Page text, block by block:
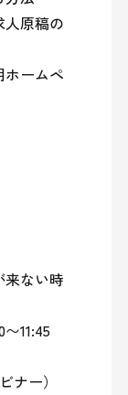
人原稿の
ホームペ
来ない時
11:45
ナー）